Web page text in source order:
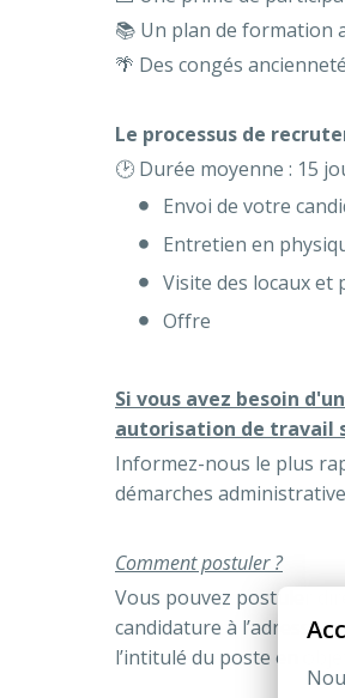
📚 Un plan de formation
🌴 Des congés
Le processus de
🕑 Durée moyenne : 15
Envoi de votre
Entretien en
Visite des locaux et
Offre
Si vous avez besoin
autorisation de travail
Informez-nous le plus
démarches
Comment postuler ?
Vous pouvez postuler
candidature à l’adresse
l’intitulé du poste en objet.